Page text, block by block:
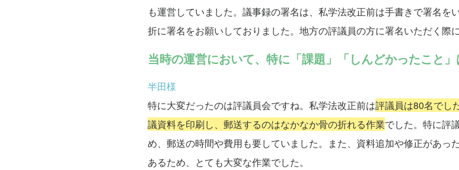
も運営していました。議事録の署名は、私学法改正前は手書きで署名を
折に署名をお願いしておりました。地方の評議員の方に署名いただく際
当時の運営において、特に「課題」「しんどかったこと
半田様
特に大変だったのは評議員会ですね。私学法改正前は評議員は80名でし
議資料を印刷し、郵送するのはなかなか骨の折れる作業でした。特に評
め、郵送の時間や費用も要していました。また、資料追加や修正があっ
あるため、とても大変な作業でした。